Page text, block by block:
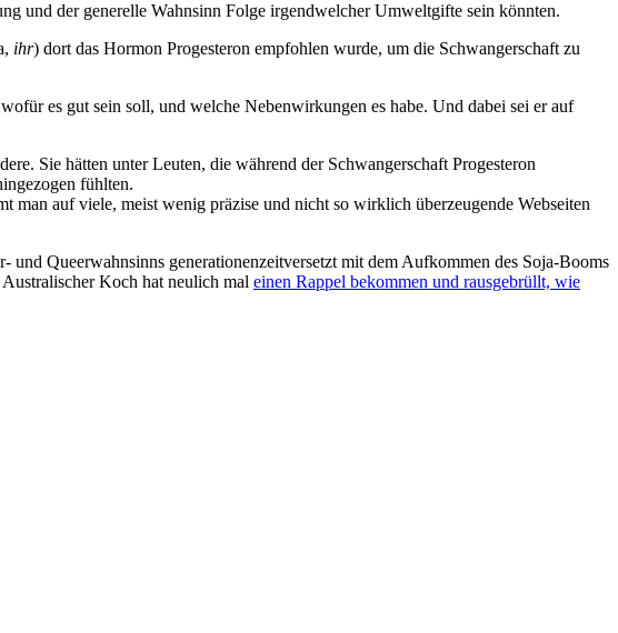
und der generelle Wahnsinn Folge irgendwelcher Umweltgifte sein könnten.
ihr) dort das Hormon Progesteron empfohlen wurde, um die Schwangerschaft zu
es gut sein soll, und welche Nebenwirkungen es habe. Und dabei sei er auf
Sie hätten unter Leuten, die während der Schwangerschaft Progesteron
fühlten.
man auf viele, meist wenig präzise und nicht so wirklich überzeugende Webseiten
Queerwahnsinns generationenzeitversetzt mit dem Aufkommen des Soja-Booms
Koch hat neulich mal einen Rappel bekommen und rausgebrüllt, wie